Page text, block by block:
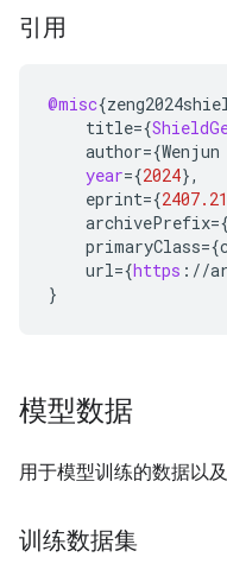
引用
@misc{
title={
author={Wenjun
year={2024},
eprint={
archivePrefix={
primaryClass={
url={https : //
}
模型数据
用于模型训练的数据以
训练数据集